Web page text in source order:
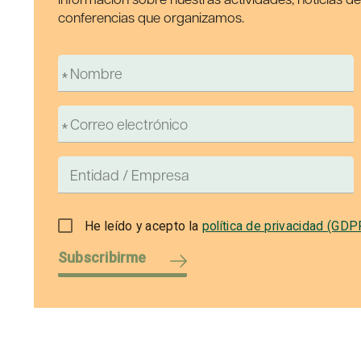
conferencias que organizamos.
He leído y acepto la política de privacidad
Subscribirme